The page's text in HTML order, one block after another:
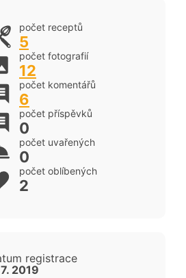
počet receptů
5
počet fotografií
12
počet komentářů
6
počet příspěvků
0
počet uvařených
0
počet oblíbených
2
registrace
2019